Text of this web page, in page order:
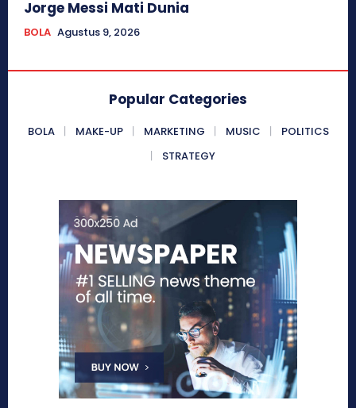
Jorge Messi Mati Dunia
BOLA Agustus 9, 2026
Popular Categories
BOLA MAKE-UP MARKETING MUSIC
POLITICS
STRATEGY